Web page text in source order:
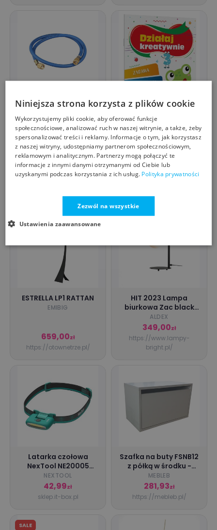
Przewód ciśnieniowy
serwisowy do układów
chłodniczych Domax
150 cm niebieski 34170
DOMAX
77,30zł
Działaj kreatywnie -
Ewelina Chmielińska -
książka
ARYSTOTELES
11,92 zł
ESTRELLA LP1 RATTAN
EMIBIG
659,00zł
https://otownetrze.pl/
HIT 2023 Lampa
biurkowa Zac black
1038B1_1 Aldex
ALDEX
349,00zł
https://www.lampy-
bright.pl/
Latarka czołowa
NexTool NE20005
170lm akumulator
niebieska
NEXTOOL
42,99zł
sklep.it-box.pl
Szafka na buty FSNB12
z półką w środku -
90cm
MEBLEB
281,93zł
https://mebleb.pl/
SALE
Niniejsza strona korzysta z plików cookie
Wykorzystujemy pliki cookie, aby oferować funkcje
społecznościowe, analizować ruch w naszej witrynie, a także, żeby
spersonalizować treści i reklamy. Informacje o tym, jak korzystasz
z naszej witryny, udostępniamy partnerom społecznościowym,
reklamowym i analitycznym. Partnerzy mogą połączyć te
informacje z innymi danymi otrzymanymi od Ciebie lub
uzyskanymi podczas korzystania z ich usług. Polityka prywatności
Zezwól na wszystkie
Ustawienia zaawansowane